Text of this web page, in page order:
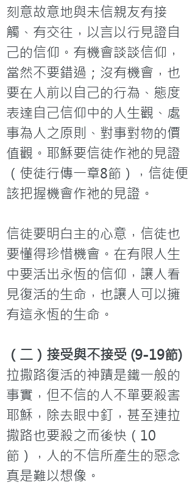
刻意故意地與未信親友有接
觸、有交往，以言以行見證自
己的信仰。有機會談談信仰，
當然不要錯過；沒有機會，也
要在人前以自己的行為、態度
表達自己信仰中的人生觀、處
事為人之原則、對事對物的價
值觀。耶穌要信徒作祂的見證
（使徒行傳一章8節），信徒便
該把握機會作祂的見證。
信徒要明白主的心意，信徒也
要懂得珍惜機會。在有限人生
中要活出永恆的信仰，讓人看
見復活的生命，也讓人可以擁
有這永恆的生命。
（二）接受與不接受 (9-19節)
拉撒路復活的神蹟是鐵一般的
事實，但不信的人不單要殺害
耶穌，除去眼中釘，甚至連拉
撒路也要殺之而後快（10
節），人的不信所產生的惡念
真是難以想像。